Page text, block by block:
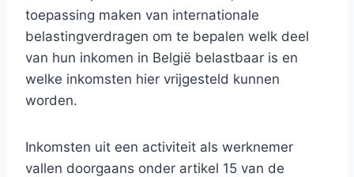
toepassing maken van internationale
belastingverdragen om te bepalen welk deel
van hun inkomen in België belastbaar is en
welke inkomsten hier vrijgesteld kunnen
worden.
Inkomsten uit een activiteit als werknemer
vallen doorgaans onder artikel 15 van de